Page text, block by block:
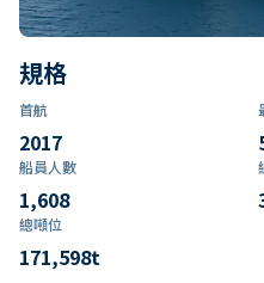
規格
首航
2017
船員人數
1,608
總噸位
171,598t